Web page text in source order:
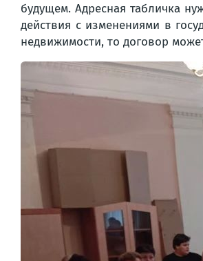
будущем. Адресная табличка
действия с изменениями в
недвижимости, то договор